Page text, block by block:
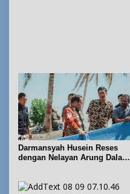
Darmansyah Husein Reses
dengan Nelayan Arung Dalam